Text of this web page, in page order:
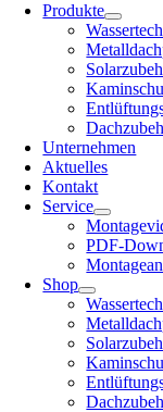
Produkte
Unternehmen
Aktuelles
Kontakt
Service
PDF-
Shop